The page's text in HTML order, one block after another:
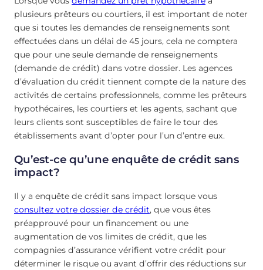
plusieurs prêteurs ou courtiers, il est important de noter
que si toutes les demandes de renseignements sont
effectuées dans un délai de 45 jours, cela ne comptera
que pour une seule demande de renseignements
(demande de crédit) dans votre dossier. Les agences
d’évaluation du crédit tiennent compte de la nature des
activités de certains professionnels, comme les prêteurs
hypothécaires, les courtiers et les agents, sachant que
leurs clients sont susceptibles de faire le tour des
établissements avant d’opter pour l’un d’entre eux.
Qu’est-ce qu’une enquête de crédit sans
impact?
Il y a enquête de crédit sans impact lorsque vous
consultez votre dossier de crédit, que vous êtes
préapprouvé pour un financement ou une
augmentation de vos limites de crédit, que les
compagnies d’assurance vérifient votre crédit pour
déterminer le risque ou avant d’offrir des réductions sur